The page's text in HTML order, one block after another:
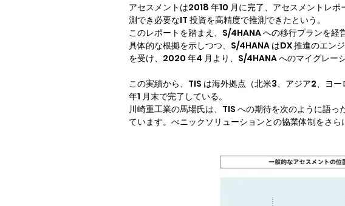
アセスメントは2018 年10 月に完了、アセスメントレ
測でき必要なIT 投資を高精度で推測できたという。
このレポートを踏まえ、S/4HANA への移行プランを
具体的な根拠を示しつつ、S/4HANA はDX 推進のエン
を受け、2020 年4 月より、S/4HANA へのマイグレー
この実績から、TIS は海外拠点（北米3、アジア2、ヨ
年1 月末で完了している。
川崎重工業の馬場氏は、TIS への期待を次のように語